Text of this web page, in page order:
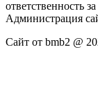
ответственность
Администрация
Сайт от bmb2 @